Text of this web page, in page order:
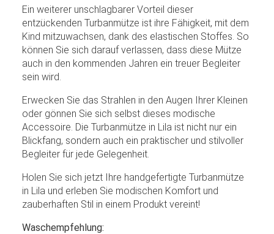
Ein weiterer unschlagbarer Vorteil dieser
entzückenden Turbanmütze ist ihre Fähigkeit, mit dem
Kind mitzuwachsen, dank des elastischen Stoffes. So
können Sie sich darauf verlassen, dass diese Mütze
auch in den kommenden Jahren ein treuer Begleiter
sein wird.
Erwecken Sie das Strahlen in den Augen Ihrer Kleinen
oder gönnen Sie sich selbst dieses modische
Accessoire. Die Turbanmütze in Lila ist nicht nur ein
Blickfang, sondern auch ein praktischer und stilvoller
Begleiter für jede Gelegenheit.
Holen Sie sich jetzt Ihre handgefertigte Turbanmütze
in Lila und erleben Sie modischen Komfort und
zauberhaften Stil in einem Produkt vereint!
Waschempfehlung: